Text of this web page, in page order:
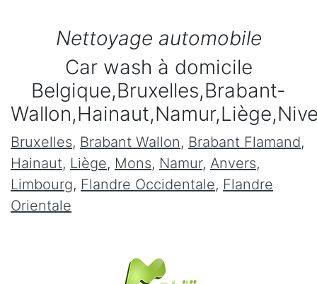
Nettoyage automobile
Car wash à domicile
Belgique,Bruxelles,Brabant-
Bruxelles, Brabant Wallon, Brabant Flamand,
Hainaut, Liège, Mons, Namur, Anvers,
Limbourg, Flandre Occidentale, Flandre
Orientale